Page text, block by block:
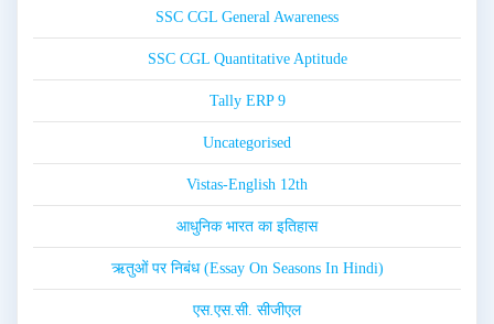
SSC CGL General Awareness
SSC CGL Quantitative Aptitude
Tally ERP 9
Uncategorised
Vistas-English 12th
आधुनिक भारत का इतिहास
ऋतुओं पर निबंध (Essay On Seasons In Hindi)
एस.एस.सी. सीजीएल